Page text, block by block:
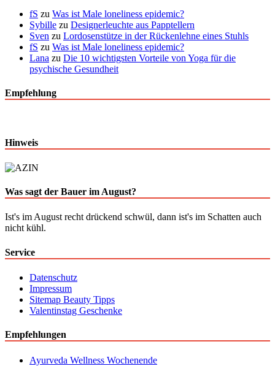
fS zu Was ist Male loneliness epidemic?
Sybille zu Designerleuchte aus Papptellern
Sven zu Lordosenstütze in der Rückenlehne eines Stuhls
fS zu Was ist Male loneliness epidemic?
Lana zu Die 10 wichtigsten Vorteile von Yoga für die
psychische Gesundheit
Empfehlung
Hinweis
Was sagt der Bauer im August?
Ist's im August recht drückend schwül, dann ist's im Schatten auch
nicht kühl.
Service
Datenschutz
Impressum
Sitemap Beauty Tipps
Valentinstag Geschenke
Empfehlungen
Ayurveda Wellness Wochenende